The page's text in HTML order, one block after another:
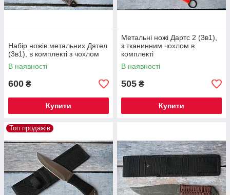
Набір ножів метальних Дятел
(3в1), в комплекті з чохлом
В наявності
600 ₴
Купити
Метальні ножі Дартс 2 (3в1),
з тканинним чохлом в
комплекті
В наявності
505 ₴
Купити
Топ продажів